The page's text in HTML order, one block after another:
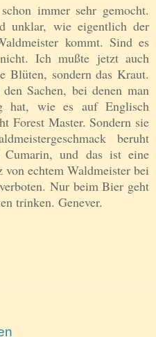
immer sehr gemocht.
unklar, wie eigentlich der
kommt. Sind es
Ich mußte jetzt auch
Blüten, sondern das Kraut.
Sachen, bei denen man
hat, wie es auf Englisch
Forest Master. Sondern sie
beruht
und das ist eine
echtem Waldmeister bei
Nur beim Bier geht
trinken. Genever.